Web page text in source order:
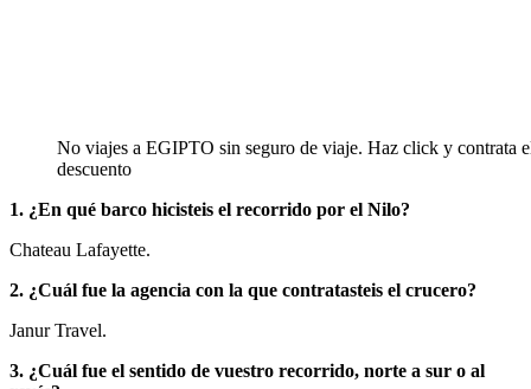
No viajes a EGIPTO sin seguro de viaje. Haz click y contrata
descuento
1. ¿En qué barco hicisteis el recorrido por el Nilo?
Chateau Lafayette.
2. ¿Cuál fue la agencia con la que contratasteis el crucero?
Janur Travel.
3. ¿Cuál fue el sentido de vuestro recorrido, norte a sur o al